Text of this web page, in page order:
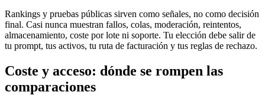
Rankings y pruebas públicas sirven como señales, no como decisión
final. Casi nunca muestran fallos, colas, moderación, reintentos,
almacenamiento, coste por lote ni soporte. Tu elección debe salir de
tu prompt, tus activos, tu ruta de facturación y tus reglas de rechazo.
Coste y acceso: dónde se rompen las
comparaciones